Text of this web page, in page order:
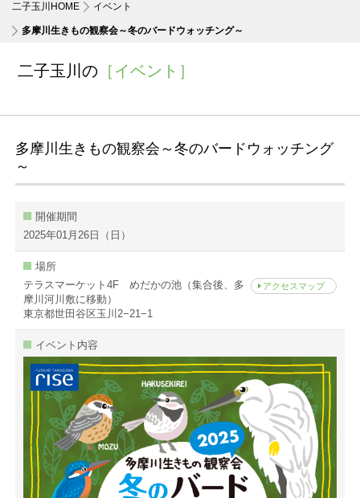
二子玉川HOME イベント
多摩川生きもの観察会～冬のバードウォッチング～
二子玉川の ［イベント］
多摩川生きもの観察会～冬のバードウォッチング
～
開催期間
2025年01月26日（日）
場所
アクセスマップ
テラスマーケット4F めだかの池（集合後、多
摩川河川敷に移動）
東京都世田谷区玉川2−21−1
イベント内容